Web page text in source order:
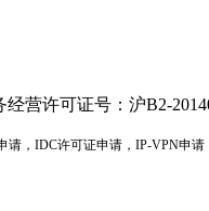
营许可证号：沪B2-
请，IDC许可证申请，IP-VPN申